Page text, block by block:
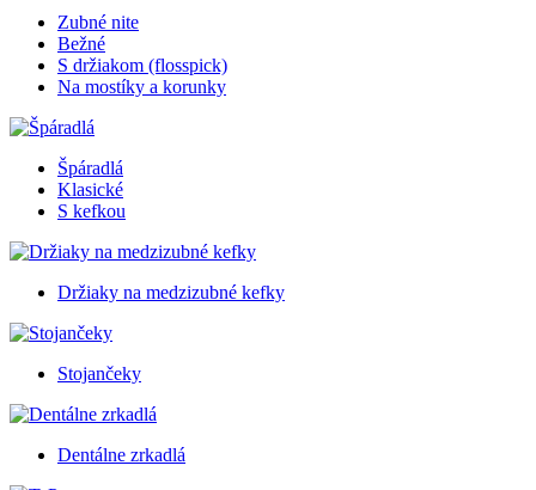
Zubné nite
Bežné
S držiakom (flosspick)
Na mostíky a korunky
Špáradlá
Klasické
S kefkou
Držiaky na medzizubné kefky
Stojančeky
Dentálne zrkadlá